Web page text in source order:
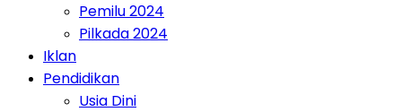
Pemilu 2024
Pilkada 2024
Iklan
Pendidikan
Usia Dini